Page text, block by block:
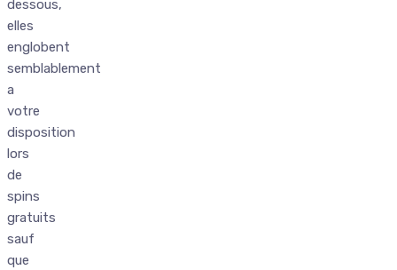
dessous,
elles
englobent
semblablement
a
votre
disposition
lors
de
spins
gratuits
sauf
que